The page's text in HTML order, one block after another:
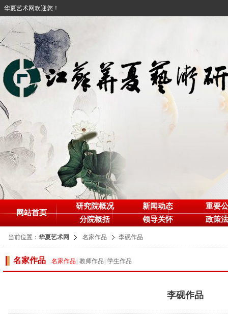
华夏艺术网欢迎您！
网站首页
研究院概况
分院概括
新闻动态
领导关怀
重要
政策
当前位置： 华夏艺术网 名家作品 李砚作品
名家作品 名家作品 教师作品 学生作品
李砚作品